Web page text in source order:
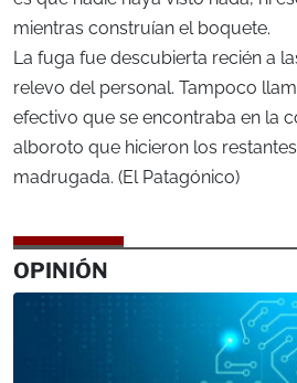
mientras construían el boquete.
La fuga fue descubierta recién a
relevo del personal. Tampoco
efectivo que se encontraba en la
alboroto que hicieron los
madrugada. (El Patagónico)
OPINIÓN